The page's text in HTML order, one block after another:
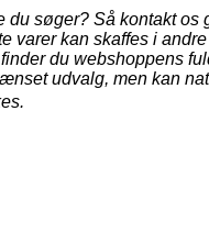
du søger? Så kontakt os
varer kan skaffes i
du webshoppens
udvalg, men kan